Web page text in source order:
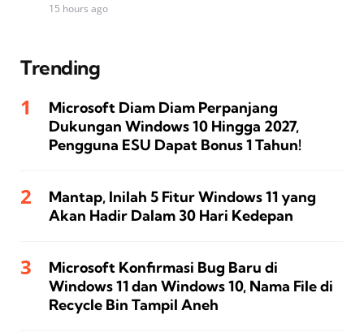
15 hours ago
Trending
Microsoft Diam Diam Perpanjang
Dukungan Windows 10 Hingga 2027,
Pengguna ESU Dapat Bonus 1 Tahun!
Mantap, Inilah 5 Fitur Windows 11 yang
Akan Hadir Dalam 30 Hari Kedepan
Microsoft Konfirmasi Bug Baru di
Windows 11 dan Windows 10, Nama File di
Recycle Bin Tampil Aneh